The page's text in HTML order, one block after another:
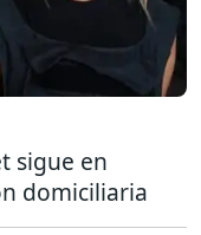
sigue en
domiciliaria